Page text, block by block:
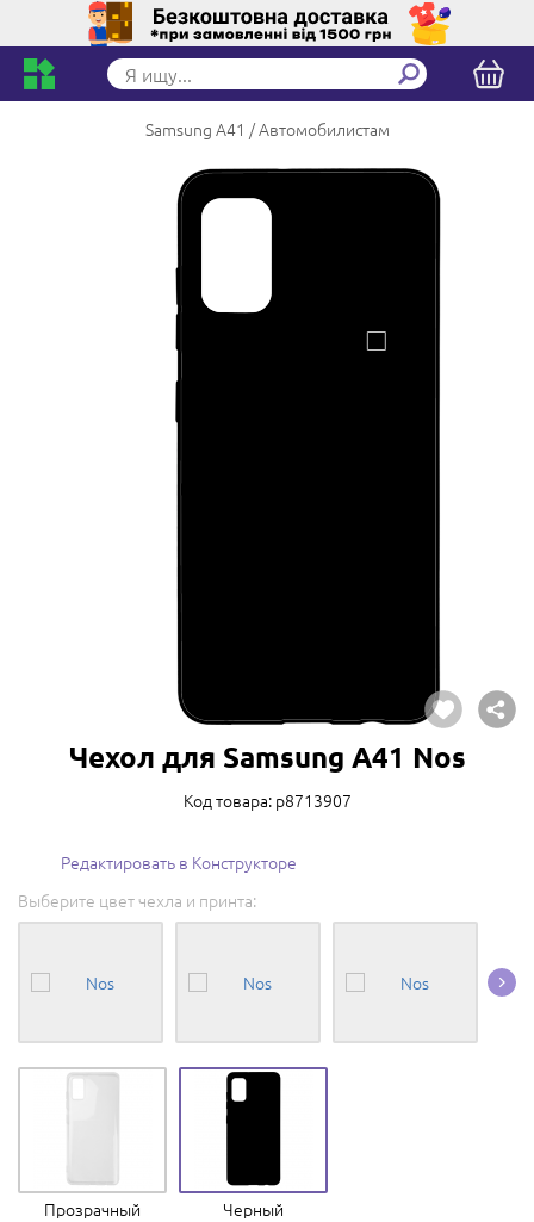
Samsung A41 Автомобилистам
Чехол для Samsung A41 Nos
Код товара: p8713907
Редактировать в Конструкторе
Выберите цвет чехла и принта:
Прозрачный
Черный